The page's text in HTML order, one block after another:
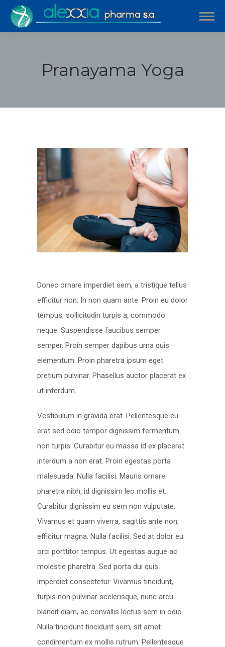
Pranayama Yoga
Donec ornare imperdiet sem, a tristique tellus
efficitur non. In non quam ante. Proin eu dolor
tempus, sollicitudin turpis a, commodo
neque. Suspendisse faucibus semper
semper. Proin semper dapibus urna quis
elementum. Proin pharetra ipsum eget
pretium pulvinar. Phasellus auctor placerat ex
ut interdum.
Vestibulum in gravida erat. Pellentesque eu
erat sed odio tempor dignissim fermentum
non turpis. Curabitur eu massa id ex placerat
interdum a non erat. Proin egestas porta
malesuada. Nulla facilisi. Mauris ornare
pharetra nibh, id dignissim leo mollis et.
Curabitur dignissim eu sem non vulputate.
Vivamus et quam viverra, sagittis ante non,
efficitur magna. Nulla facilisi. Sed at dolor eu
orci porttitor tempus. Ut egestas augue ac
molestie pharetra. Sed porta dui quis
imperdiet consectetur. Vivamus tincidunt,
turpis non pulvinar scelerisque, nunc arcu
blandit diam, ac convallis lectus sem in odio.
Nulla tincidunt tincidunt sem, sit amet
condimentum ex mollis rutrum. Pellentesque